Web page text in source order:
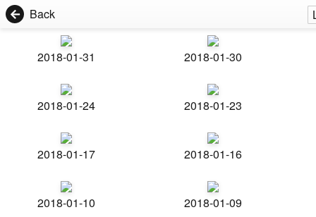
Back
2018-01-31 2018-01-30
2018-01-24 2018-01-23
2018-01-17 2018-01-16
2018-01-10 2018-01-09